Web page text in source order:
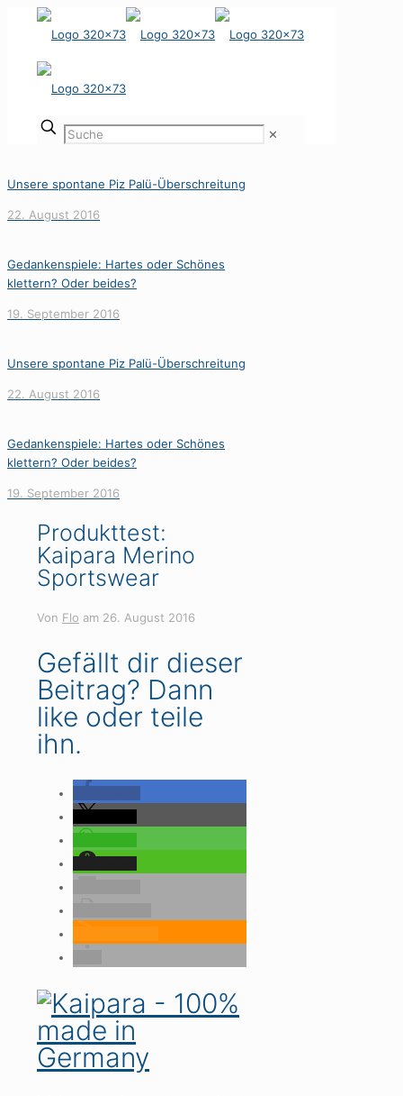
✕
Unsere spontane Piz Palü-Überschreitung
22. August 2016
Gedankenspiele: Hartes oder Schönes
klettern? Oder beides?
19. September 2016
Unsere spontane Piz Palü-Überschreitung
22. August 2016
Gedankenspiele: Hartes oder Schönes
klettern? Oder beides?
19. September 2016
Produkttest:
Kaipara Merino
Sportswear
Von Flo am 26. August 2016
Gefällt dir dieser
Beitrag? Dann
like oder teile
ihn.